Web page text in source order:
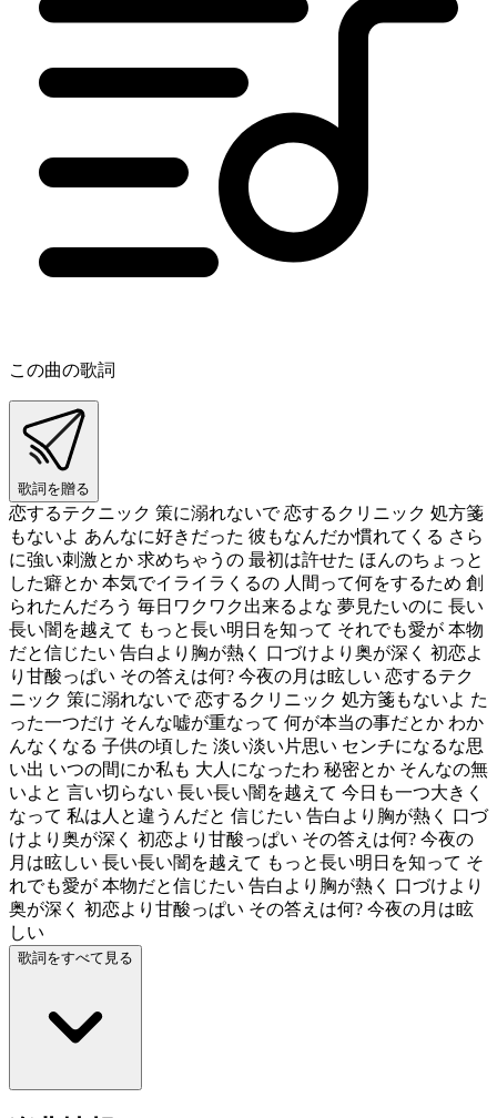
この曲の歌詞
歌詞を贈る
恋するテクニック 策に溺れないで 恋するクリニック 処方箋
もないよ あんなに好きだった 彼もなんだか慣れてくる さら
に強い刺激とか 求めちゃうの 最初は許せた ほんのちょっと
した癖とか 本気でイライラくるの 人間って何をするため 創
られたんだろう 毎日ワクワク出来るよな 夢見たいのに 長い
長い闇を越えて もっと長い明日を知って それでも愛が 本物
だと信じたい 告白より胸が熱く 口づけより奥が深く 初恋よ
り甘酸っぱい その答えは何? 今夜の月は眩しい 恋するテク
ニック 策に溺れないで 恋するクリニック 処方箋もないよ た
った一つだけ そんな嘘が重なって 何が本当の事だとか わか
んなくなる 子供の頃した 淡い淡い片思い センチになるな思
い出 いつの間にか私も 大人になったわ 秘密とか そんなの無
いよと 言い切らない 長い長い闇を越えて 今日も一つ大きく
なって 私は人と違うんだと 信じたい 告白より胸が熱く 口づ
けより奥が深く 初恋より甘酸っぱい その答えは何? 今夜の
月は眩しい 長い長い闇を越えて もっと長い明日を知って そ
れでも愛が 本物だと信じたい 告白より胸が熱く 口づけより
奥が深く 初恋より甘酸っぱい その答えは何? 今夜の月は眩
しい
歌詞をすべて見る